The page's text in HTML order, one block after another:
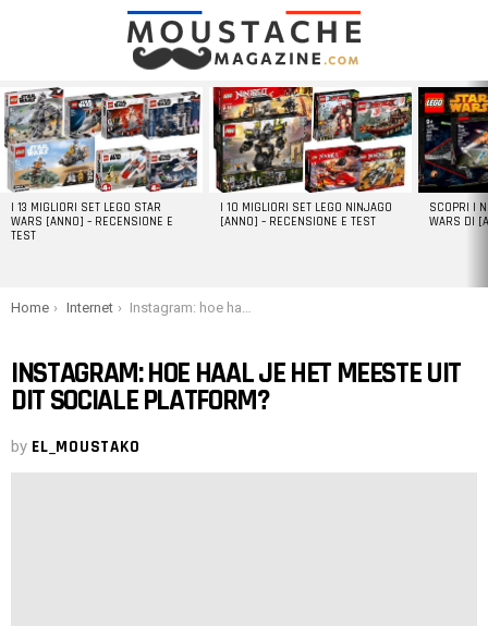
LATEST
STORIES
I 13 MIGLIORI SET LEGO STAR
WARS [ANNO] – RECENSIONE E
TEST
I 10 MIGLIORI SET LEGO NINJAGO
[ANNO] – RECENSIONE E TEST
SCOPRI I
WARS DI
You are here:
Home Internet Instagram: hoe haal je het meeste uit dit sociale platform?
INSTAGRAM: HOE HAAL JE HET MEESTE UIT
DIT SOCIALE PLATFORM?
by EL_MOUSTAKO